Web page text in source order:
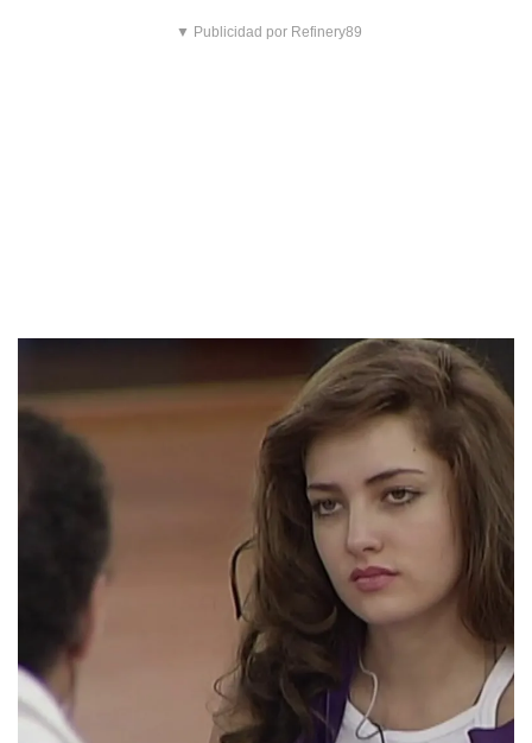
▼ Publicidad por Refinery89